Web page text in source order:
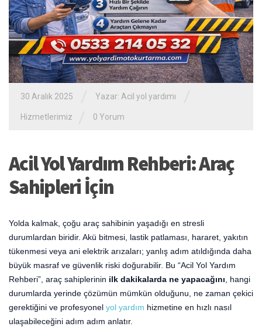
30 Aralık 2025 Yazar: Acil yol yardımı
Hizmetlerimiz 0 Yorum
Acil Yol Yardım Rehberi: Araç
Sahipleri İçin
Yolda kalmak, çoğu araç sahibinin yaşadığı en stresli
durumlardan biridir. Akü bitmesi, lastik patlaması, hararet, yakıtın
tükenmesi veya ani elektrik arızaları; yanlış adım atıldığında daha
büyük masraf ve güvenlik riski doğurabilir. Bu “Acil Yol Yardım
Rehberi”, araç sahiplerinin ilk dakikalarda ne yapacağını , hangi
durumlarda yerinde çözümün mümkün olduğunu, ne zaman çekici
gerektiğini ve profesyonel yol yardım hizmetine en hızlı nasıl
ulaşabileceğini adım adım anlatır.